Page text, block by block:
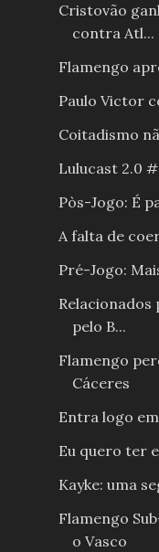
Cristovão
contra Atl...
Flamengo
Paulo Victor
Coitadismo
Lulucast 2.0
Pòs-Jogo: É
A falta de
Pré-Jogo:
pelo B...
Flamengo
Cáceres
Entra logo
Eu quero ter
Kayke: uma
Flamengo
o Vasco